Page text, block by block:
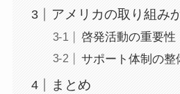
アメリカの取り組み
啓発活動の重要性
サポート体制の整
まとめ